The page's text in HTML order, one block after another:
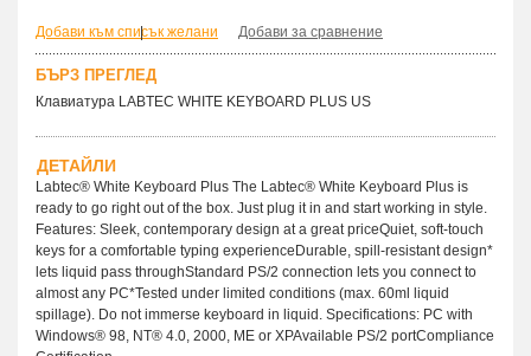
Добави към списък желани
| Добави за сравнение
БЪРЗ ПРЕГЛЕД
Клавиатура LABTEC WHITE KEYBOARD PLUS US
ДЕТАЙЛИ
Labtec® White Keyboard Plus The Labtec® White Keyboard Plus is
ready to go right out of the box. Just plug it in and start working in style.
Features: Sleek, contemporary design at a great priceQuiet, soft-touch
keys for a comfortable typing experienceDurable, spill-resistant design*
lets liquid pass throughStandard PS/2 connection lets you connect to
almost any PC*Tested under limited conditions (max. 60ml liquid
spillage). Do not immerse keyboard in liquid. Specifications: PC with
Windows® 98, NT® 4.0, 2000, ME or XPAvailable PS/2 portCompliance